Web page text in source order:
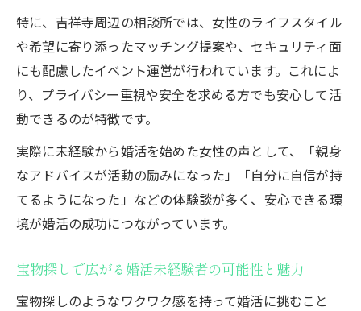
特に、吉祥寺周辺の相談所では、女性のライフスタイル
や希望に寄り添ったマッチング提案や、セキュリティ面
にも配慮したイベント運営が行われています。これによ
り、プライバシー重視や安全を求める方でも安心して活
動できるのが特徴です。
実際に未経験から婚活を始めた女性の声として、「親身
なアドバイスが活動の励みになった」「自分に自信が持
てるようになった」などの体験談が多く、安心できる環
境が婚活の成功につながっています。
宝物探しで広がる婚活未経験者の可能性と魅力
宝物探しのようなワクワク感を持って婚活に挑むこと